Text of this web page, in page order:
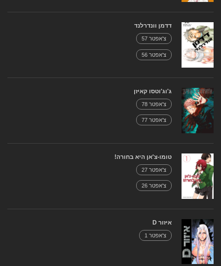
דדמן וונדרלנד
צ'אפטר 57
צ'אפטר 56
ג'וג'וטסו קאיזן
צ'אפטר 78
צ'אפטר 77
טומו-צ'אן היא בחורה!
צ'אפטר 27
צ'אפטר 26
איזור D
צ'אפטר 1